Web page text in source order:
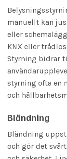
manuellt kan
eller
KNX eller
Styrning bidrar
styrning ofta en
och
Bländning
Bländning
och gör det